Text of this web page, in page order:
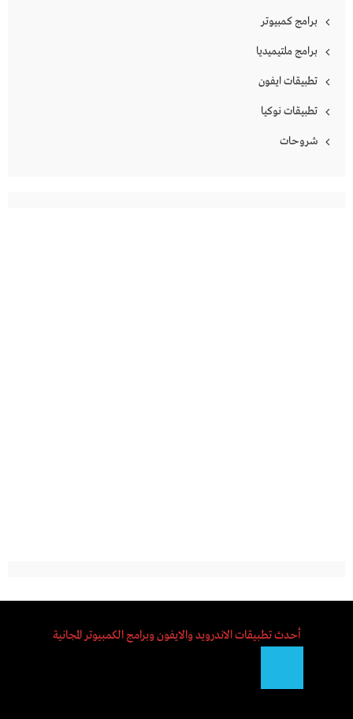
برامج كمبيوتر
برامج ملتيميديا
تطبيقات ايفون
تطبيقات نوكيا
شروحات
أحدث تطبيقات الاندرويد والايفون وبرامج الكمبيوتر المجانية